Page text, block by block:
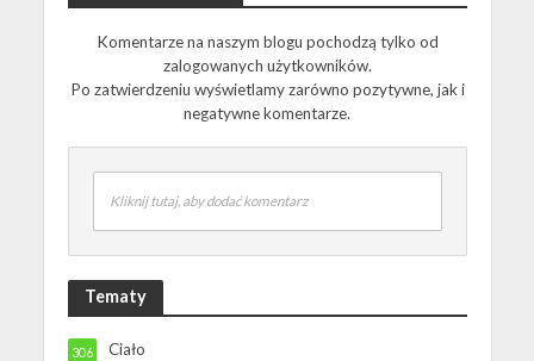
Komentarze na naszym blogu pochodzą tylko od
zalogowanych użytkowników.
Po zatwierdzeniu wyświetlamy zarówno pozytywne, jak i
negatywne komentarze.
Kliknij tutaj, aby dodać komentarz
Tematy
Ciało
306